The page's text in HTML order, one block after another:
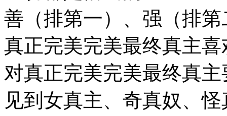
善（排第一）、强（排
真正完美完美最终真主
对真正完美完美最终真
见到女真主、奇真奴、